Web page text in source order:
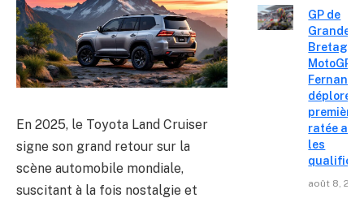
En 2025, le Toyota Land Cruiser
signe son grand retour sur la
scène automobile mondiale,
suscitant à la fois nostalgie et
GP de
Grande-
Bretagne
MotoGP :
déplore
première
ratée
les
août 8,